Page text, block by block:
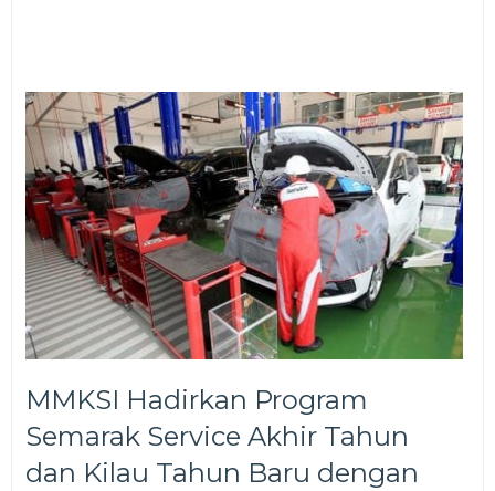
MMKSI Hadirkan Program
Semarak Service Akhir Tahun
dan Kilau Tahun Baru dengan